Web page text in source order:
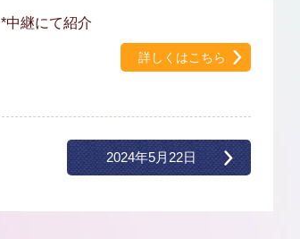
*中継にて紹介
詳しくはこちら
2024年5月22日